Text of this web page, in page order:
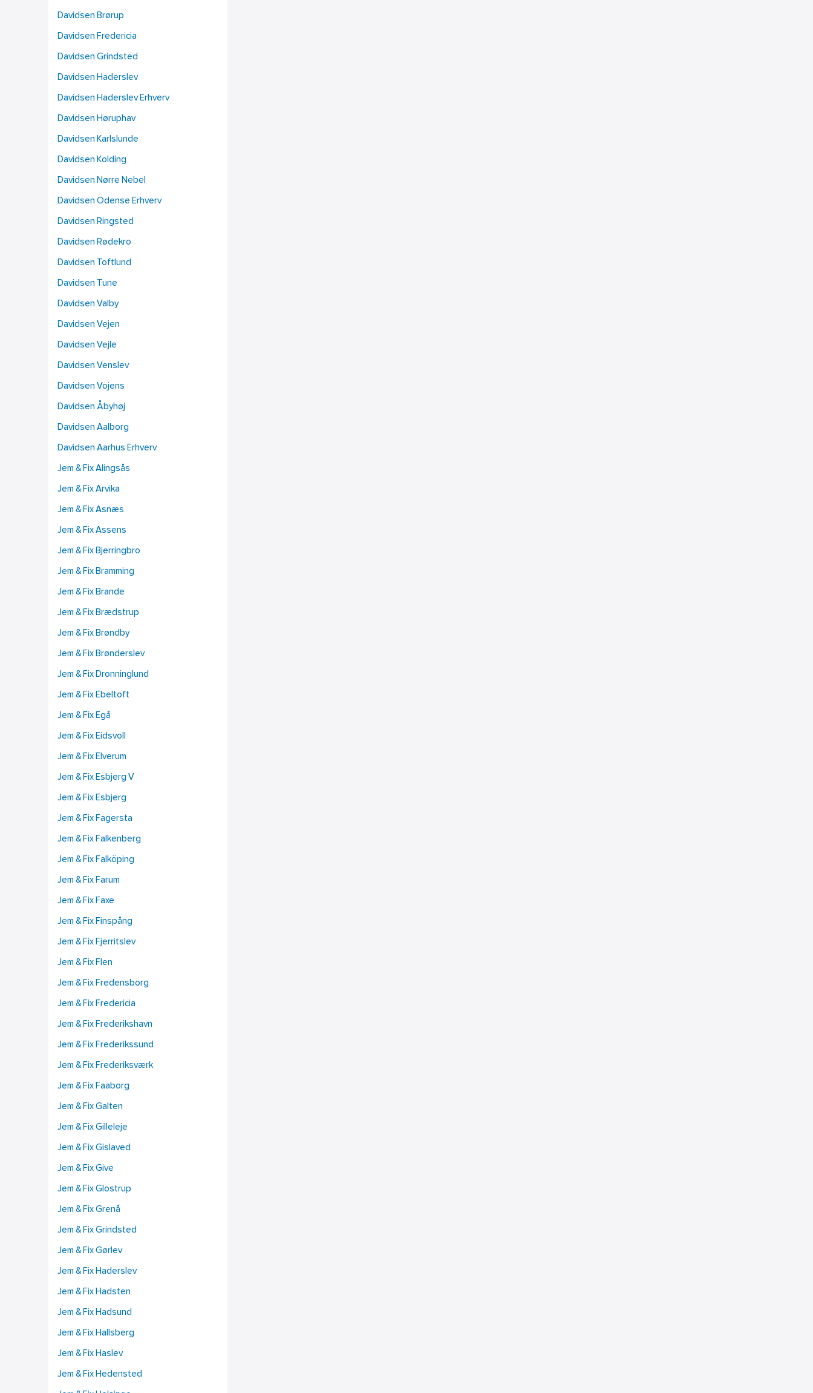
Davidsen Brørup
Davidsen Fredericia
Davidsen Grindsted
Davidsen Haderslev
Davidsen Haderslev Erhverv
Davidsen Høruphav
Davidsen Karlslunde
Davidsen Kolding
Davidsen Nørre Nebel
Davidsen Odense Erhverv
Davidsen Ringsted
Davidsen Rødekro
Davidsen Toftlund
Davidsen Tune
Davidsen Valby
Davidsen Vejen
Davidsen Vejle
Davidsen Venslev
Davidsen Vojens
Davidsen Åbyhøj
Davidsen Aalborg
Davidsen Aarhus Erhverv
Jem & Fix Alingsås
Jem & Fix Arvika
Jem & Fix Asnæs
Jem & Fix Assens
Jem & Fix Bjerringbro
Jem & Fix Bramming
Jem & Fix Brande
Jem & Fix Brædstrup
Jem & Fix Brøndby
Jem & Fix Brønderslev
Jem & Fix Dronninglund
Jem & Fix Ebeltoft
Jem & Fix Egå
Jem & Fix Eidsvoll
Jem & Fix Elverum
Jem & Fix Esbjerg V
Jem & Fix Esbjerg
Jem & Fix Fagersta
Jem & Fix Falkenberg
Jem & Fix Falköping
Jem & Fix Farum
Jem & Fix Faxe
Jem & Fix Finspång
Jem & Fix Fjerritslev
Jem & Fix Flen
Jem & Fix Fredensborg
Jem & Fix Fredericia
Jem & Fix Frederikshavn
Jem & Fix Frederikssund
Jem & Fix Frederiksværk
Jem & Fix Faaborg
Jem & Fix Galten
Jem & Fix Gilleleje
Jem & Fix Gislaved
Jem & Fix Give
Jem & Fix Glostrup
Jem & Fix Grenå
Jem & Fix Grindsted
Jem & Fix Gørlev
Jem & Fix Haderslev
Jem & Fix Hadsten
Jem & Fix Hadsund
Jem & Fix Hallsberg
Jem & Fix Haslev
Jem & Fix Hedensted